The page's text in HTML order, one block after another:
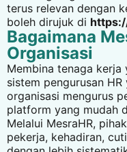
terus relevan dengan
boleh dirujuk di
Bagaimana
Organisasi
Membina tenaga
sistem pengurusan
organisasi mengurus
platform yang mudah
Melalui MesraHR,
pekerja, kehadiran,